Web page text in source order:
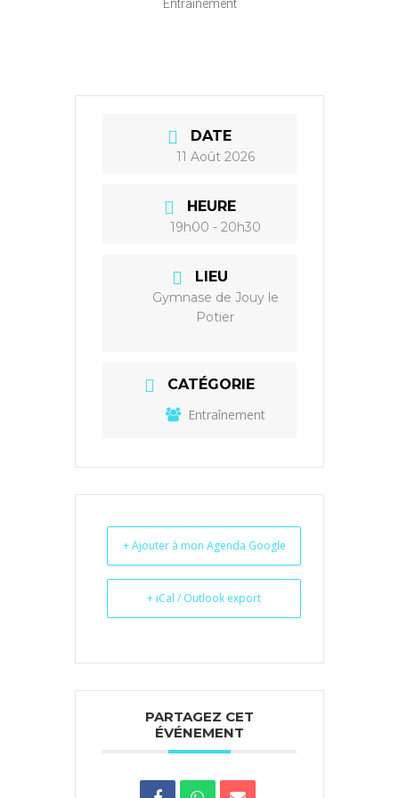
Entrainement
DATE
11 Août 2026
HEURE
19h00 - 20h30
LIEU
Gymnase de Jouy le
Potier
CATÉGORIE
Entraînement
+ Ajouter à mon Agenda Google
+ iCal / Outlook export
PARTAGEZ CET
ÉVÉNEMENT